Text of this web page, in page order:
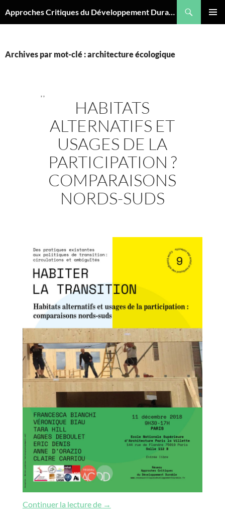
au
Approches Critiques du Développement Durable
Archives par mot-clé : architecture écologique
,,
HABITATS
ALTERNATIFS ET
USAGES DE LA
PARTICIPATION ?
COMPARAISONS
NORDS-SUDS
Continuer la lecture de Habitats alternatifs et usages de
→